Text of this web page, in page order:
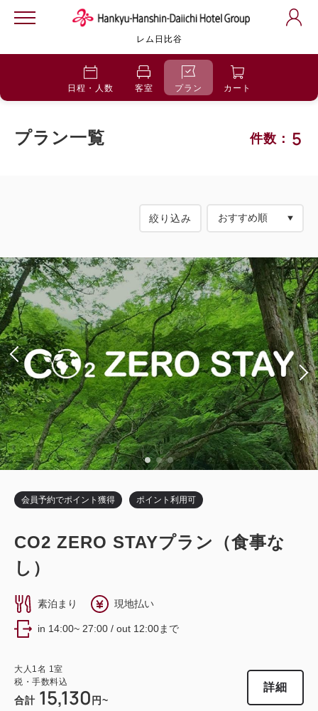
レム日比谷
日程・人数 客室 プラン カート
プラン一覧 件数： 5
絞り込み
会員予約でポイント獲得 ポイント利用可
CO2 ZERO STAYプラン（食事な
し）
素泊まり 現地払い
in 14:00~ 27:00 / out 12:00まで
大人 1 名 1 室
税・手数料込
合計 15,130円~
詳細